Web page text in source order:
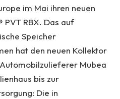
im Mai ihren neuen
PVT RBX. Das auf
Speicher
hat den neuen Kollektor
Mubea
bis zur
Die in